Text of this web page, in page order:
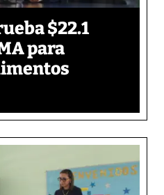
$22.1
para